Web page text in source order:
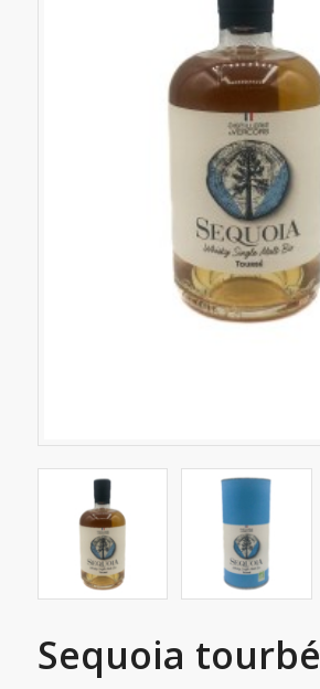
Sequoia tourbé